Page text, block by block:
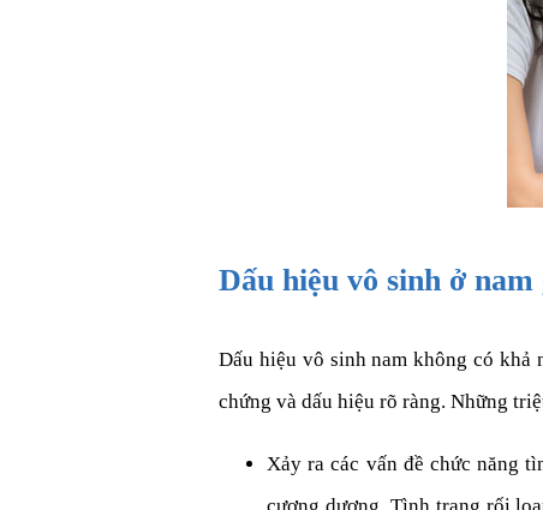
Dấu hiệu vô sinh ở nam
Dấu hiệu vô sinh nam không có khả
chứng và dấu hiệu rõ ràng. Những
Xảy ra các vấn đề chức năng
cương dương. Tình trạng rối